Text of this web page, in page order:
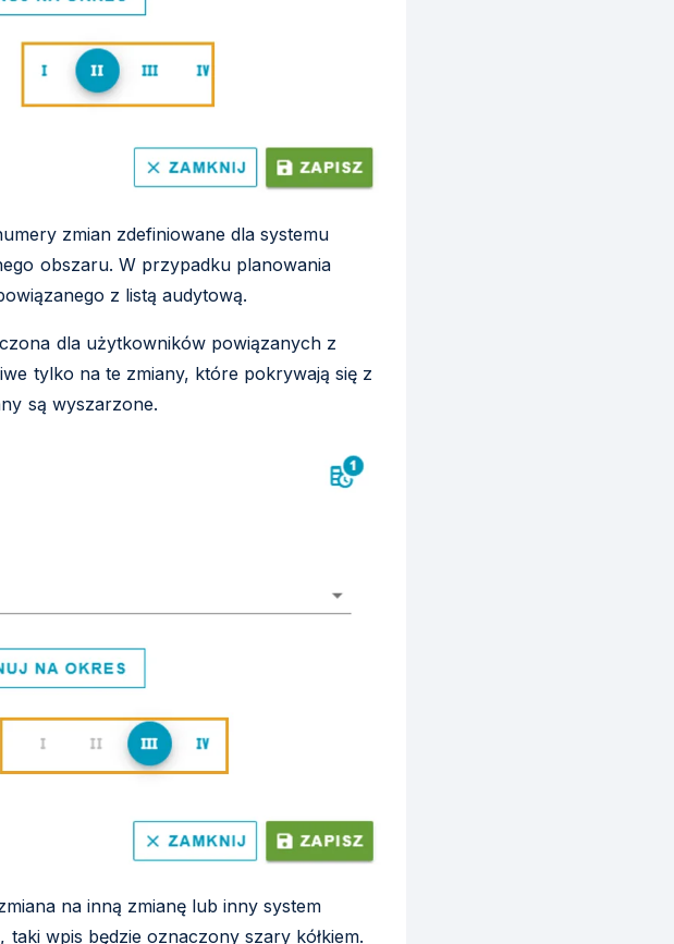
zmian zdefiniowane dla systemu
obszaru. W przypadku planowania
z listą audytową.
dla użytkowników powiązanych z
tylko na te zmiany, które pokrywają się z
są wyszarzone.
na inną zmianę lub inny system
wpis będzie oznaczony szary kółkiem.